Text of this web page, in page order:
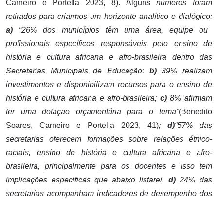
Carneiro e Portella 2023, 8). Algunsnúmeros foram
retirados para criarmos um horizonte analítico e dialógico:
a) “26% dos municípios têm uma área, equipe ou
profissionais específicos responsáveis pelo ensino de
história e cultura africana e afro-brasileira dentro das
Secretarias Municipais de Educação; b)39% realizam
investimentos e disponibilizam recursos para o ensino de
história e cultura africana e afro-brasileira; c)8% afirmam
ter uma dotação orçamentária para o tema”(Benedito
Soares, Carneiro e Portella 2023, 41); d)“57% das
secretarias oferecem formações sobre relações étnico-
raciais, ensino de história e cultura africana e afro-
brasileira, principalmente para os docentes e isso tem
implicações especificas que abaixo listarei. d)24% das
secretarias acompanham indicadores de desempenho dos